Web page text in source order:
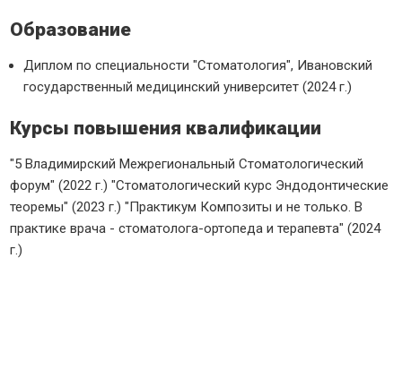
Образование
Диплом по специальности "Стоматология", Ивановский
государственный медицинский университет (2024 г.)
Курсы повышения квалификации
"5 Владимирский Межрегиональный Стоматологический
форум" (2022 г.) "Стоматологический курс Эндодонтические
теоремы" (2023 г.) "Практикум Композиты и не только. В
практике врача - стоматолога-ортопеда и терапевта" (2024
г.)